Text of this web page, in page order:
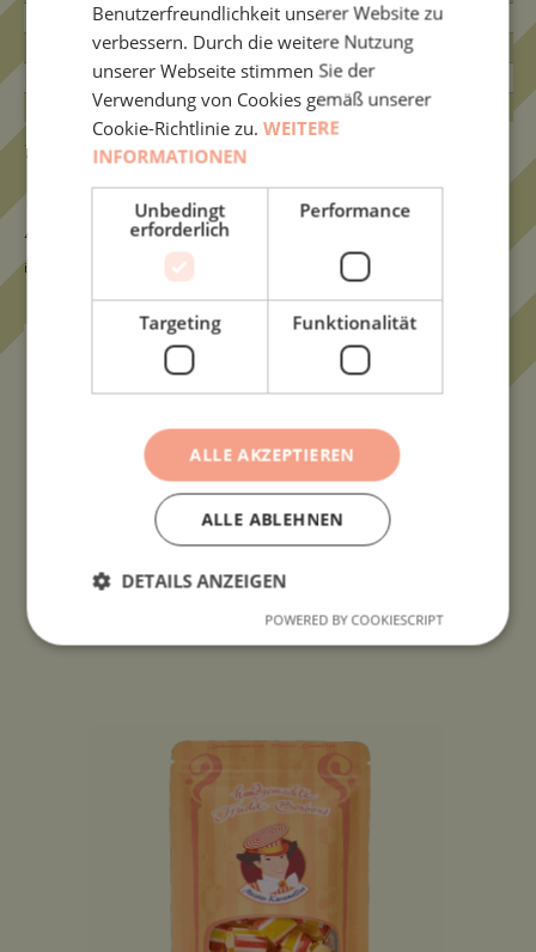
davon gesättigt:
0,1 g
Ballaststoffe:
0,0 g
0,87 g
362,2 kcal/1551,9 kJ
120 Tüte
5,50€
4,58
inkl. MwSt.
VERSANDKOSTEN
KiBa
IN DEN WARENKORB
Unsere Bestseller
Benutzerfreundlichkeit unserer Website zu
verbessern. Durch die weitere Nutzung
unserer Webseite stimmen Sie der
Verwendung von Cookies gemäß unserer
Cookie-Richtlinie zu.WEITERE
INFORMATIONEN
Unbedingt
erforderlich
Performance
Targeting Funktionalität
ALLE AKZEPTIEREN
ALLE ABLEHNEN
DETAILS ANZEIGEN
POWERED BY COOKIESCRIPT